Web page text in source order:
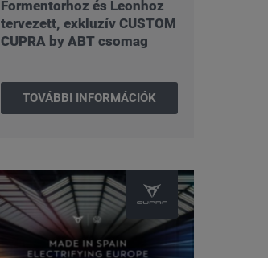
Formentorhoz és Leonhoz
tervezett, exkluzív CUSTOM
CUPRA by ABT csomag
TOVÁBBI INFORMÁCIÓK